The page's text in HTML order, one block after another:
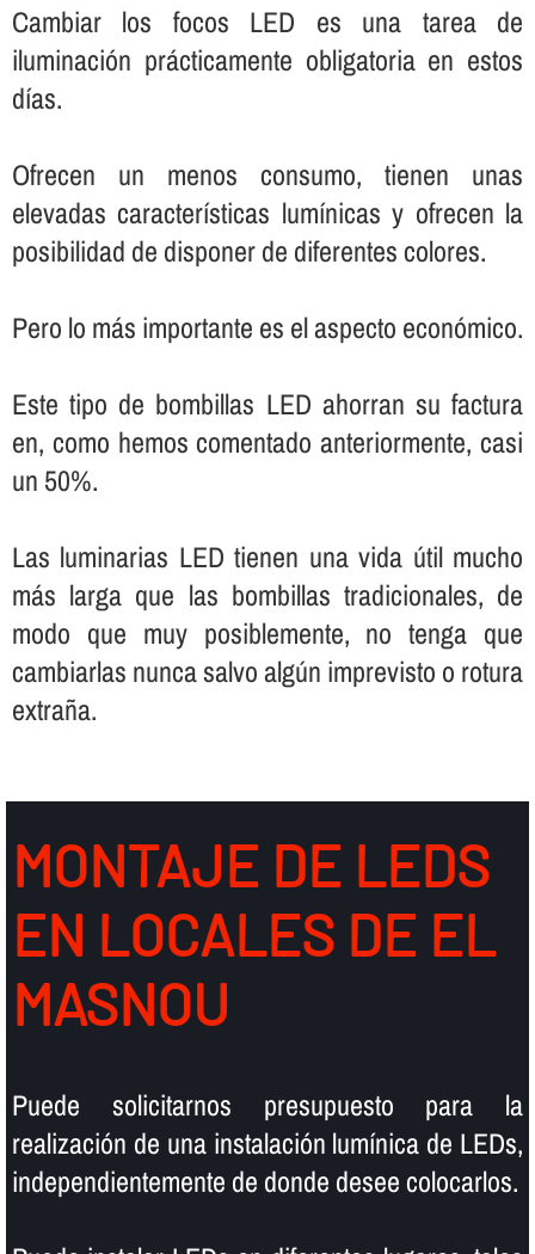
Cambiar los focos LED es una tarea de
iluminación prácticamente obligatoria en estos
dí­as.
Ofrecen un menos consumo, tienen unas
elevadas caracterí­sticas lumí­nicas y ofrecen la
posibilidad de disponer de diferentes colores.
Pero lo más importante es el aspecto económico.
Este tipo de bombillas LED ahorran su factura
en, como hemos comentado anteriormente, casi
un 50%.
Las luminarias LED tienen una vida útil mucho
más larga que las bombillas tradicionales, de
modo que muy posiblemente, no tenga que
cambiarlas nunca salvo algún imprevisto o rotura
extraña.
MONTAJE DE LEDS
EN LOCALES DE EL
MASNOU
Puede solicitarnos presupuesto para la
realización de una instalación lumí­nica de LEDs,
independientemente de donde desee colocarlos.